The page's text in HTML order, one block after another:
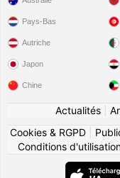
Pays-Bas
Autriche
Japon
Chine
Actualités|
Cookies & RGPD
Conditions